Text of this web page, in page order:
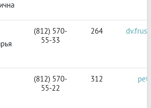
(812) 570-
55-33
264
(812) 570-
55-22
312